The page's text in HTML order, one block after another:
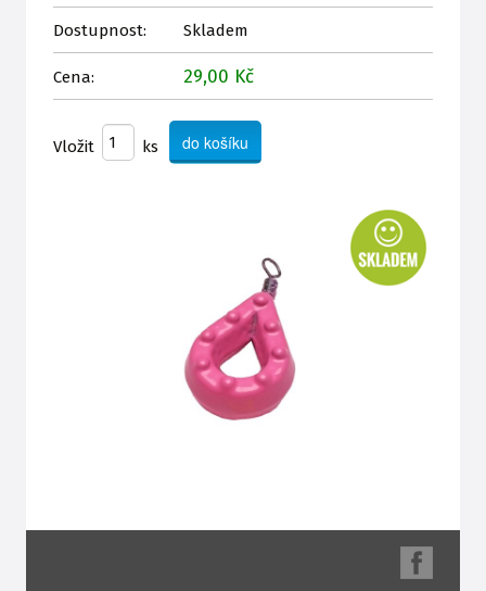
Dostupnost: Skladem
Cena: 29,00 Kč
Vložit ks